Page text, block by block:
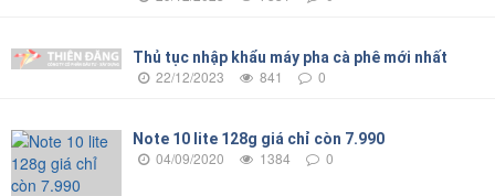
Thủ tục nhập khẩu máy pha cà phê mới nhất
22/12/2023 841 0
Note 10 lite 128g giá chỉ còn 7.990
04/09/2020 1384 0